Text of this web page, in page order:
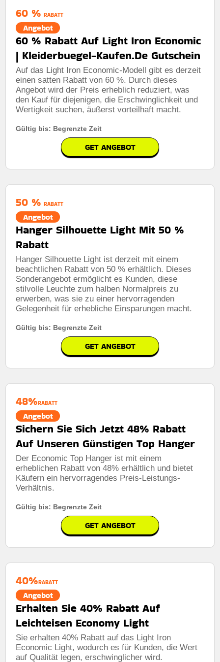
Berechtigung:
Art des Angebots:Zeitlich begrenztes angebot
Kumulierbar:Nicht mit anderen Aktionen kombinierbar
Bedingungen:Weitere Informationen finden Sie in den
Nutzungsbedingungen auf der Website des Händlers.
60 % RABATT
Angebot
60 % Rabatt Auf Light Iron Economic
| Kleiderbuegel-Kaufen.De Gutschein
Auf das Light Iron Economic-Modell gibt es derzeit
einen satten Rabatt von 60 %. Durch dieses
Angebot wird der Preis erheblich reduziert, was
den Kauf für diejenigen, die Erschwinglichkeit und
Wertigkeit suchen, äußerst vorteilhaft macht.
Gültig bis: Begrenzte Zeit
GET ANGEBOT
50 % RABATT
Angebot
Hanger Silhouette Light Mit 50 %
Rabatt
Hanger Silhouette Light ist derzeit mit einem
beachtlichen Rabatt von 50 % erhältlich. Dieses
Sonderangebot ermöglicht es Kunden, diese
stilvolle Leuchte zum halben Normalpreis zu
erwerben, was sie zu einer hervorragenden
Gelegenheit für erhebliche Einsparungen macht.
Gültig bis: Begrenzte Zeit
GET ANGEBOT
48%RABATT
Angebot
Sichern Sie Sich Jetzt 48% Rabatt
Auf Unseren Günstigen Top Hanger
Der Economic Top Hanger ist mit einem
erheblichen Rabatt von 48% erhältlich und bietet
Käufern ein hervorragendes Preis-Leistungs-
Verhältnis.
Gültig bis: Begrenzte Zeit
GET ANGEBOT
40%RABATT
Angebot
Erhalten Sie 40% Rabatt Auf
Leichteisen Economy Light
Sie erhalten 40% Rabatt auf das Light Iron
Economic Light, wodurch es für Kunden, die Wert
auf Qualität legen, erschwinglicher wird.